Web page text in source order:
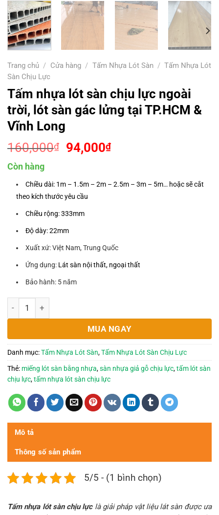
Trang chủ / Cửa hàng / Tấm Nhựa Lót Sàn / Tấm Nhựa Lót
Sàn Chịu Lực
Tấm nhựa lót sàn chịu lực ngoài
trời, lót sàn gác lửng tại TP.HCM &
Vĩnh Long
160,000₫
Giá
gốc
160,000₫.
94,000₫Giá
là:
Còn hàng
Chiều dài: 1m – 1.5m – 2m – 2.5m – 3m – 5m… hoặc sẽ cắt
theo kích thước yêu cầu
Chiều rộng: 333mm
Độ dày: 22mm
Xuất xứ: Việt Nam, Trung Quốc
Ứng dụng: Lát sàn nội thất, ngoại thất
Bảo hành: 5 năm
MUA NGAY
Danh mục:Tấm Nhựa Lót Sàn,Tấm Nhựa Lót Sàn Chịu Lực
Thẻ: miếng lót sàn bằng nhựa,sàn nhựa giả gỗ chịu lực,tấm lót sàn
chịu lực,tấm nhựa lót sàn chịu lực
Mô tả
Thông số sản phẩm
5/5 - (1 bình chọn)
Tấm nhựa lót sàn chịu lựclà giải pháp vật liệu lát sàn được ưa